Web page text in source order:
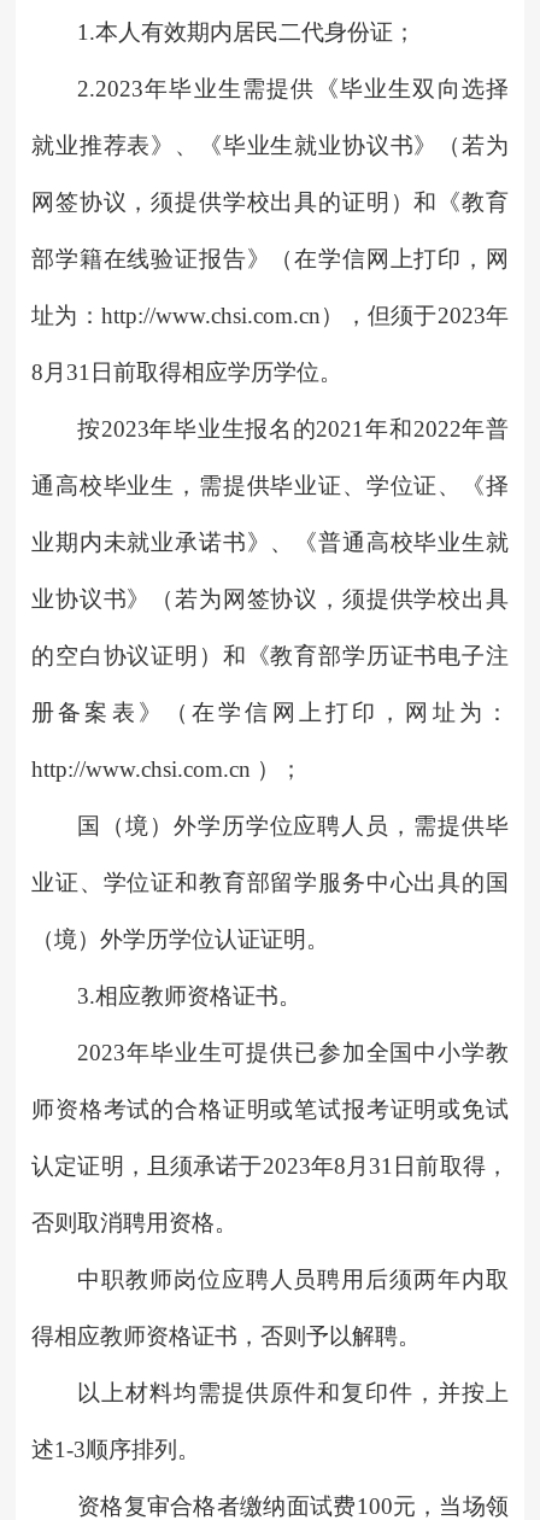
1.本人有效期内居民二代身份证；
2.2023年毕业生需提供《毕业生双向选择
就业推荐表》、《毕业生就业协议书》（若为
网签协议，须提供学校出具的证明）和《教育
部学籍在线验证报告》（在学信网上打印，网
址为：http://www.chsi.com.cn），但须于2023年
8月31日前取得相应学历学位。
按2023年毕业生报名的2021年和2022年普
通高校毕业生，需提供毕业证、学位证、《择
业期内未就业承诺书》、《普通高校毕业生就
业协议书》（若为网签协议，须提供学校出具
的空白协议证明）和《教育部学历证书电子注
册备案表》（在学信网上打印，网址为：
http://www.chsi.com.cn ）；
国（境）外学历学位应聘人员，需提供毕
业证、学位证和教育部留学服务中心出具的国
（境）外学历学位认证证明。
3.相应教师资格证书。
2023年毕业生可提供已参加全国中小学教
师资格考试的合格证明或笔试报考证明或免试
认定证明，且须承诺于2023年8月31日前取得，
否则取消聘用资格。
中职教师岗位应聘人员聘用后须两年内取
得相应教师资格证书，否则予以解聘。
以上材料均需提供原件和复印件，并按上
述1-3顺序排列。
资格复审合格者缴纳面试费100元，当场领